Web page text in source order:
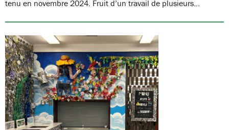
tenu en novembre 2024. Fruit d’un travail de plusieurs…